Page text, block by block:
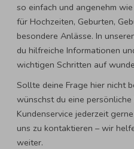
so einfach und angenehm
für Hochzeiten, Geburten,
besondere Anlässe. In
du hilfreiche Informationen
wichtigen Schritten auf
Sollte deine Frage hier nicht
wünschst du eine
Kundenservice jederzeit
uns zu kontaktieren – wir
weiter.